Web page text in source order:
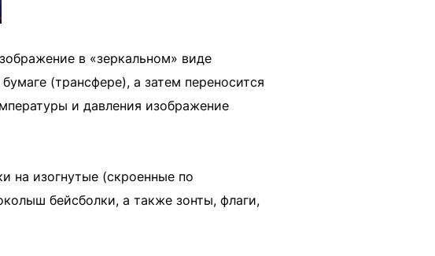
в «зеркальном» виде
(трансфере), а затем переносится
и давления изображение
на изогнутые (скроенные по
бейсболки, а также зонты, флаги,